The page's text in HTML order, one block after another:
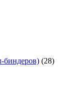
биндеров) (28)